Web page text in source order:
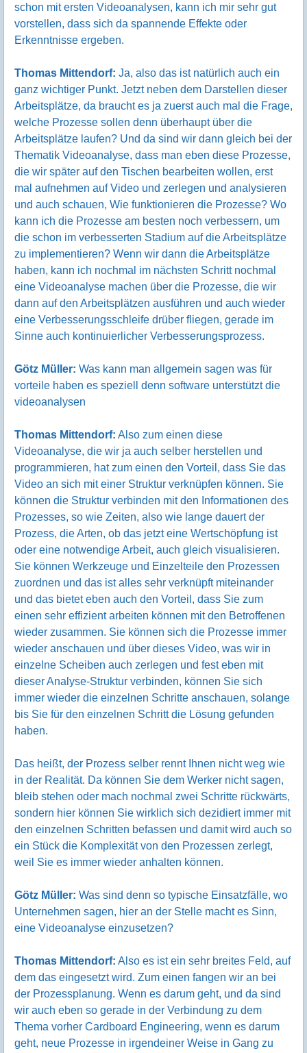
schon mit ersten Videoanalysen, kann ich mir sehr gut
vorstellen, dass sich da spannende Effekte oder
Erkenntnisse ergeben.
Thomas Mittendorf: Ja, also das ist natürlich auch ein
ganz wichtiger Punkt. Jetzt neben dem Darstellen dieser
Arbeitsplätze, da braucht es ja zuerst auch mal die Frage,
welche Prozesse sollen denn überhaupt über die
Arbeitsplätze laufen? Und da sind wir dann gleich bei der
Thematik Videoanalyse, dass man eben diese Prozesse,
die wir später auf den Tischen bearbeiten wollen, erst
mal aufnehmen auf Video und zerlegen und analysieren
und auch schauen, Wie funktionieren die Prozesse? Wo
kann ich die Prozesse am besten noch verbessern, um
die schon im verbesserten Stadium auf die Arbeitsplätze
zu implementieren? Wenn wir dann die Arbeitsplätze
haben, kann ich nochmal im nächsten Schritt nochmal
eine Videoanalyse machen über die Prozesse, die wir
dann auf den Arbeitsplätzen ausführen und auch wieder
eine Verbesserungsschleife drüber fliegen, gerade im
Sinne auch kontinuierlicher Verbesserungsprozess.
Götz Müller: Was kann man allgemein sagen was für
vorteile haben es speziell denn software unterstützt die
videoanalysen
Thomas Mittendorf: Also zum einen diese
Videoanalyse, die wir ja auch selber herstellen und
programmieren, hat zum einen den Vorteil, dass Sie das
Video an sich mit einer Struktur verknüpfen können. Sie
können die Struktur verbinden mit den Informationen des
Prozesses, so wie Zeiten, also wie lange dauert der
Prozess, die Arten, ob das jetzt eine Wertschöpfung ist
oder eine notwendige Arbeit, auch gleich visualisieren.
Sie können Werkzeuge und Einzelteile den Prozessen
zuordnen und das ist alles sehr verknüpft miteinander
und das bietet eben auch den Vorteil, dass Sie zum
einen sehr effizient arbeiten können mit den Betroffenen
wieder zusammen. Sie können sich die Prozesse immer
wieder anschauen und über dieses Video, was wir in
einzelne Scheiben auch zerlegen und fest eben mit
dieser Analyse-Struktur verbinden, können Sie sich
immer wieder die einzelnen Schritte anschauen, solange
bis Sie für den einzelnen Schritt die Lösung gefunden
haben.
Das heißt, der Prozess selber rennt Ihnen nicht weg wie
in der Realität. Da können Sie dem Werker nicht sagen,
bleib stehen oder mach nochmal zwei Schritte rückwärts,
sondern hier können Sie wirklich sich dezidiert immer mit
den einzelnen Schritten befassen und damit wird auch so
ein Stück die Komplexität von den Prozessen zerlegt,
weil Sie es immer wieder anhalten können.
Götz Müller: Was sind denn so typische Einsatzfälle, wo
Unternehmen sagen, hier an der Stelle macht es Sinn,
eine Videoanalyse einzusetzen?
Thomas Mittendorf: Also es ist ein sehr breites Feld, auf
dem das eingesetzt wird. Zum einen fangen wir an bei
der Prozessplanung. Wenn es darum geht, und da sind
wir auch eben so gerade in der Verbindung zu dem
Thema vorher Cardboard Engineering, wenn es darum
geht, neue Prozesse in irgendeiner Weise in Gang zu